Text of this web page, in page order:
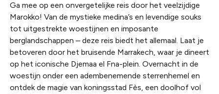
Ga mee op een onvergetelijke reis door het veelzijdige
Marokko! Van de mystieke medina’s en levendige souks
tot uitgestrekte woestijnen en imposante
berglandschappen – deze reis biedt het allemaal. Laat je
betoveren door het bruisende Marrakech, waar je dineert
op het iconische Djemaa el Fna-plein. Overnacht in de
woestijn onder een adembenemende sterrenhemel en
ontdek de magie van koningsstad Fès, een doolhof vol